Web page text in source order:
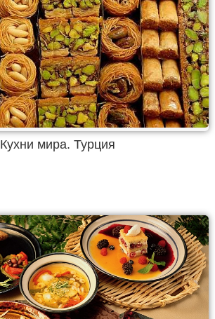
Кухни мира. Турция